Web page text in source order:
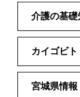
介護の基礎
カイゴビト
宮城県情報